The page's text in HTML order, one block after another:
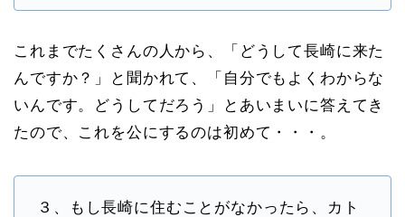
これまでたくさんの人から、「どうして長崎に来た
んですか？」と聞かれて、「自分でもよくわからな
いんです。どうしてだろう」とあいまいに答えてき
たので、これを公にするのは初めて・・・。
３、もし長崎に住むことがなかったら、カト